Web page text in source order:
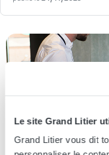
Le site Grand Litier
Grand Litier vous dit